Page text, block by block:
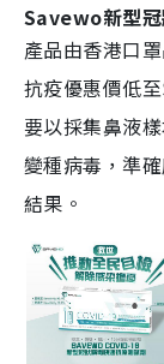
Savewo新型
產品由香港口
抗疫優惠價低
要以採集鼻液
變種病毒，準
結果。